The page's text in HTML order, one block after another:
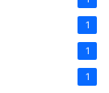
1
1
1